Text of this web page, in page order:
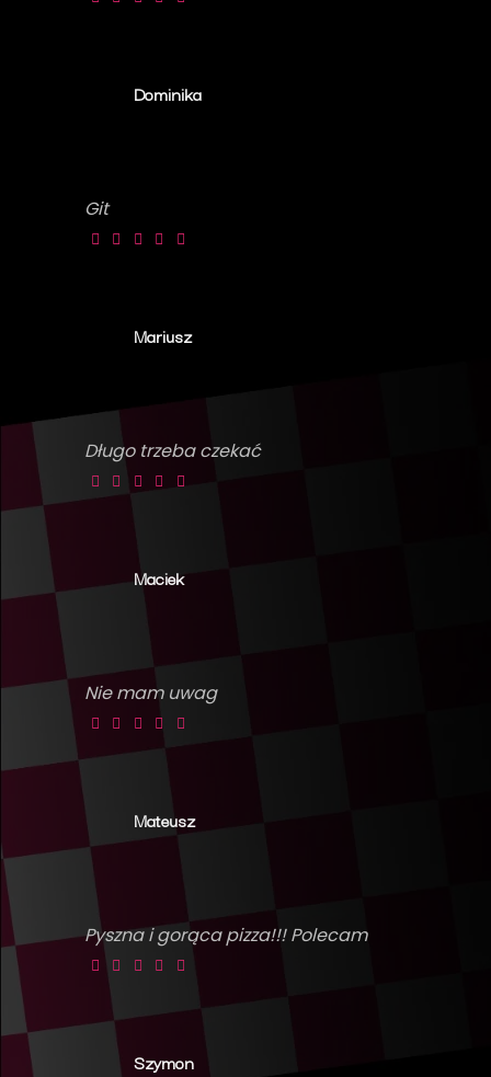
Dominika
Git
Mariusz
Długo trzeba czekać
Maciek
Nie mam uwag
Mateusz
Pyszna i gorąca pizza!!! Polecam
Szymon